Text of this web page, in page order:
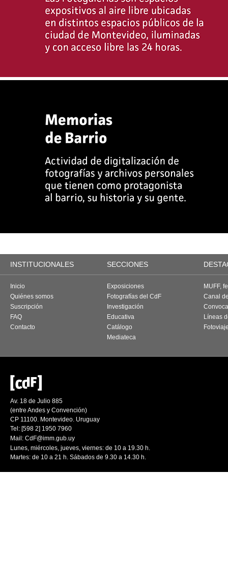
INSTITUCIONALES SECCIONES
Inicio
Quiénes somos
Suscripción
FAQ
Contacto
Exposiciones
Fotografías del CdF
Investigación
Educativa
Catálogo
Mediateca
MUFF,
Canal
Líneas
Av. 18 de Julio 885
(entre Andes y Convención)
CP 11100. Montevideo. Uruguay
Tel: [598 2] 1950 7960
Mail: CdF@imm.gub.uy
Lunes, miércoles, jueves, viernes: de 10 a 19.30 h.
Martes: de 10 a 21 h. Sábados de 9.30 a 14.30 h.